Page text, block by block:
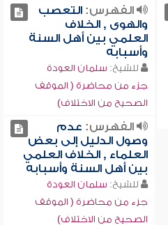
الفهرس:التعصب
والهوى , الخلاف
العلمي بين أهل السنة
وأسبابه
للشيخ: سلمان العودة
جزء من محاضرة ( الموقف
الصحيح من الاختلاف)
الفهرس: عدم
وصول الدليل إلى بعض
العلماء , الخلاف العلمي
بين أهل السنة وأسبابه
للشيخ: سلمان العودة
جزء من محاضرة ( الموقف
الصحيح من الاختلاف)